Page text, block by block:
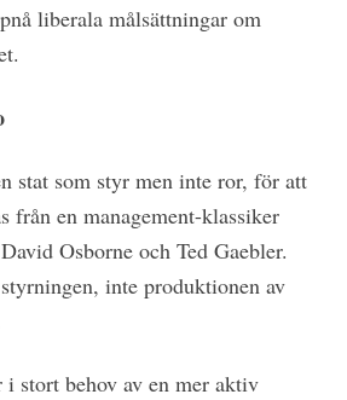
liberala målsättningar om
stat som styr men inte ror, för att
från en management-klassiker
Osborne och Ted Gaebler.
inte produktionen av
i stort behov av en mer aktiv